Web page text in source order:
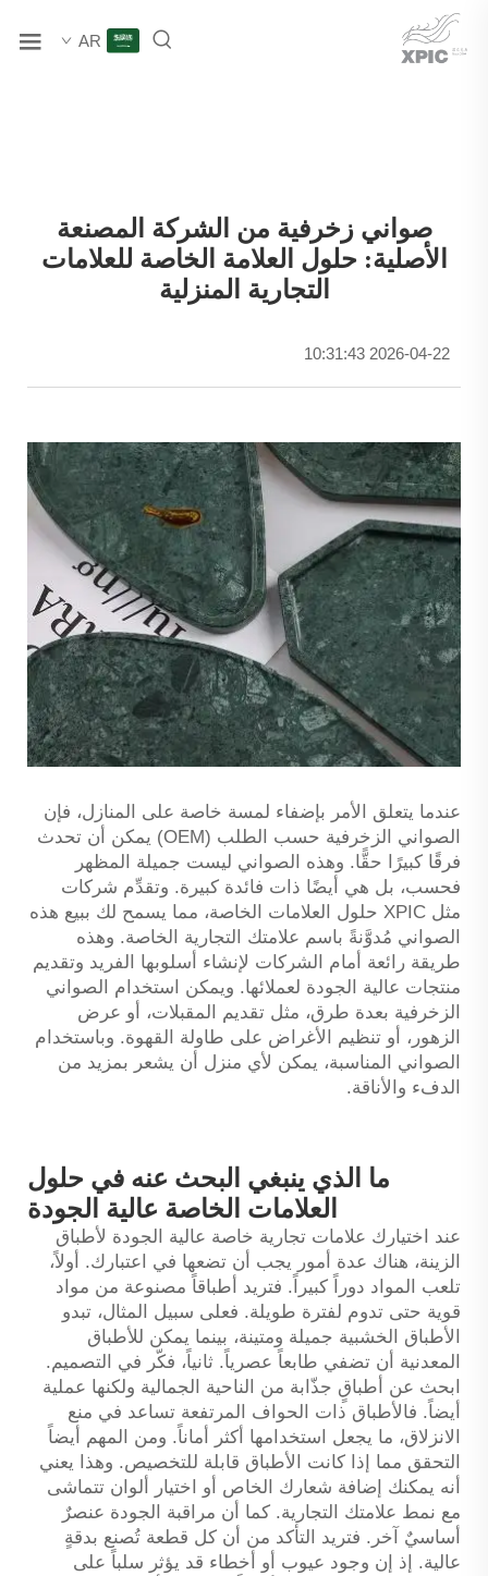
AR
صواني زخرفية من الشركة المصنعة
الأصلية: حلول العلامة الخاصة للعلامات
التجارية المنزلية
2026-04-22 10:31:43
عندما يتعلق الأمر بإضفاء لمسة خاصة على المنازل، فإن
الصواني الزخرفية حسب الطلب (OEM) يمكن أن تحدث
فرقًا كبيرًا حقًّا. وهذه الصواني ليست جميلة المظهر
فحسب، بل هي أيضًا ذات فائدة كبيرة. وتقدِّم شركات
مثل XPIC حلول العلامات الخاصة، مما يسمح لك ببيع هذه
الصواني مُدوَّنةً باسم علامتك التجارية الخاصة. وهذه
طريقة رائعة أمام الشركات لإنشاء أسلوبها الفريد وتقديم
منتجات عالية الجودة لعملائها. ويمكن استخدام الصواني
الزخرفية بعدة طرق، مثل تقديم المقبلات، أو عرض
الزهور، أو تنظيم الأغراض على طاولة القهوة. وباستخدام
الصواني المناسبة، يمكن لأي منزل أن يشعر بمزيد من
الدفء والأناقة.
ما الذي ينبغي البحث عنه في حلول
العلامات الخاصة عالية الجودة
عند اختيارك علامات تجارية خاصة عالية الجودة لأطباق
الزينة، هناك عدة أمور يجب أن تضعها في اعتبارك. أولاً،
تلعب المواد دوراً كبيراً. فتريد أطباقاً مصنوعة من مواد
قوية حتى تدوم لفترة طويلة. فعلى سبيل المثال، تبدو
الأطباق الخشبية جميلة ومتينة، بينما يمكن للأطباق
المعدنية أن تضفي طابعاً عصرياً. ثانياً، فكّر في التصميم.
ابحث عن أطباقٍ جذّابة من الناحية الجمالية ولكنها عملية
أيضاً. فالأطباق ذات الحواف المرتفعة تساعد في منع
الانزلاق، ما يجعل استخدامها أكثر أماناً. ومن المهم أيضاً
التحقق مما إذا كانت الأطباق قابلة للتخصيص. وهذا يعني
أنه يمكنك إضافة شعارك الخاص أو اختيار ألوان تتماشى
مع نمط علامتك التجارية. كما أن مراقبة الجودة عنصرٌ
أساسيٌ آخر. فتريد التأكد من أن كل قطعة تُصنع بدقةٍ
عالية. إذ إن وجود عيوب أو أخطاء قد يؤثر سلباً على